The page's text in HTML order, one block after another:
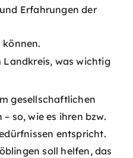
Erfahrungen der
Landkreis, was wichtig
gesellschaftlichen
so, wie es ihren bzw.
entspricht.
soll helfen, das